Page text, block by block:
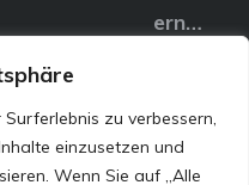
zu verbessern,
einzusetzen und
Wenn Sie auf „Alle
ern…